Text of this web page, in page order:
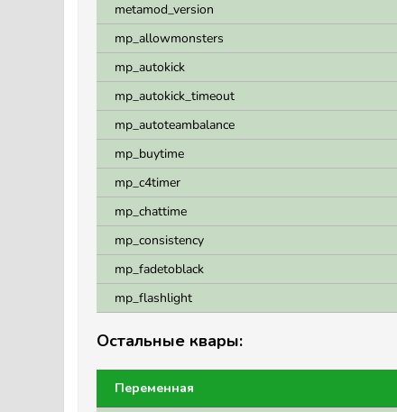
metamod_version
mp_allowmonsters
mp_autokick
mp_autokick_timeout
mp_autoteambalance
mp_buytime
mp_c4timer
mp_chattime
mp_consistency
mp_fadetoblack
mp_flashlight
Остальные квары:
Переменная